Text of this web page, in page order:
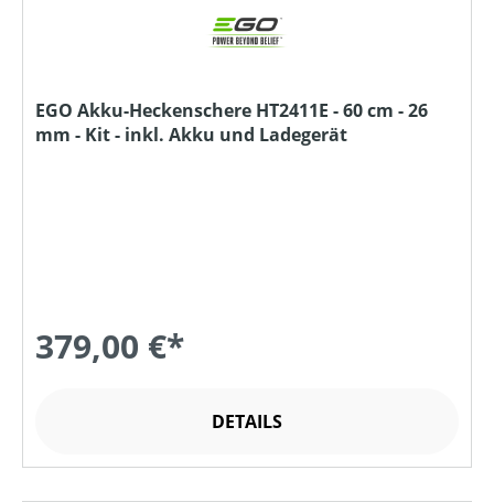
EGO Akku-Heckenschere HT2411E - 60 cm - 26
mm - Kit - inkl. Akku und Ladegerät
379,00 €*
DETAILS